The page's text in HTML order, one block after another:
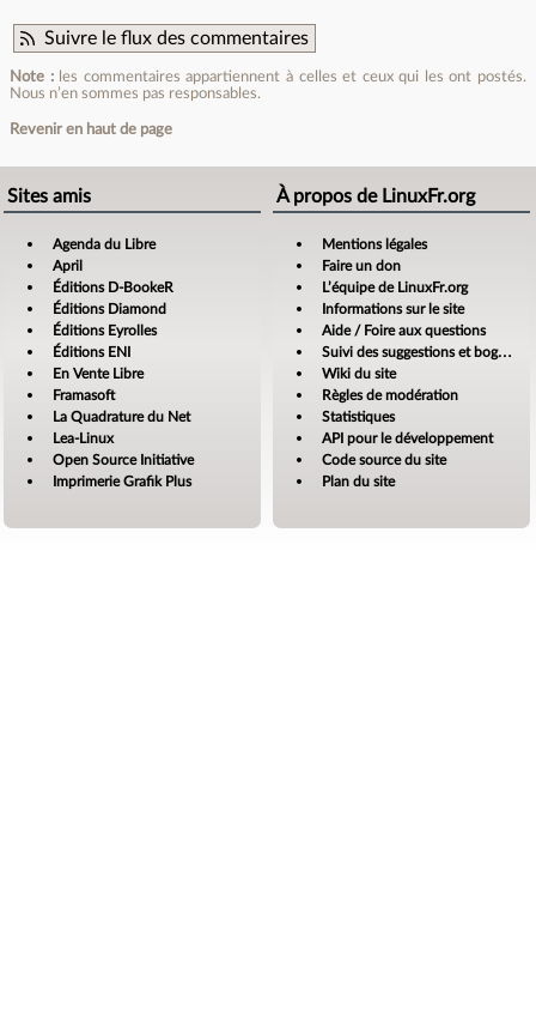
Suivre le flux des commentaires
Note :les commentaires appartiennent à celles et ceux qui les ont postés.
Nous n’en sommes pas responsables.
Revenir en haut de page
Sites amis
Agenda du Libre
April
Éditions D-BookeR
Éditions Diamond
Éditions Eyrolles
Éditions ENI
En Vente Libre
Framasoft
La Quadrature du Net
Lea-Linux
Open Source Initiative
Imprimerie Grafik Plus
À propos de LinuxFr.org
Mentions légales
Faire un don
L’équipe de LinuxFr.org
Informations sur le site
Aide / Foire aux questions
Suivi des suggestions et bogues
Wiki du site
Règles de modération
Statistiques
API pour le développement
Code source du site
Plan du site